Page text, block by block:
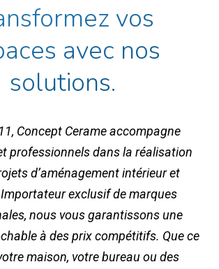
vos
avec nos
solutions.
Concept Cerame accompagne
professionnels dans la réalisation
d’aménagement intérieur et
exclusif de marques
nous vous garantissons une
à des prix compétitifs. Que ce
maison, votre bureau ou des